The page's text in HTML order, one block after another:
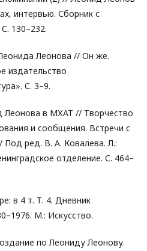
интервью. Сборник с
130–232.
Леонова // Он же.
издательство
С. 3–9.
Леонова в МХАТ // Творчество
и сообщения. Встречи с
ред. В. А. Ковалева. Л.:
отделение. С. 464–
в 4 т. Т. 4. Дневник
М.: Искусство.
по Леониду Леонову.